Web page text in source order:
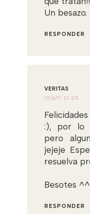
Un besazo.
RESPONDER
VERITAS
12/6/11 21:25
:), por lo
pero
jejeje
resuelva
Besotes ^^
RESPONDER